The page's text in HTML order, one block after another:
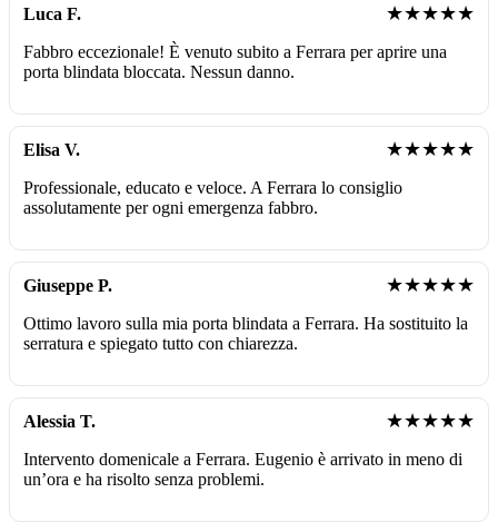
Luca F. ★★★★★
Fabbro eccezionale! È venuto subito a Ferrara per aprire una
porta blindata bloccata. Nessun danno.
Elisa V. ★★★★★
Professionale, educato e veloce. A Ferrara lo consiglio
assolutamente per ogni emergenza fabbro.
Giuseppe P. ★★★★★
Ottimo lavoro sulla mia porta blindata a Ferrara. Ha sostituito la
serratura e spiegato tutto con chiarezza.
Alessia T. ★★★★★
Intervento domenicale a Ferrara. Eugenio è arrivato in meno di
un’ora e ha risolto senza problemi.